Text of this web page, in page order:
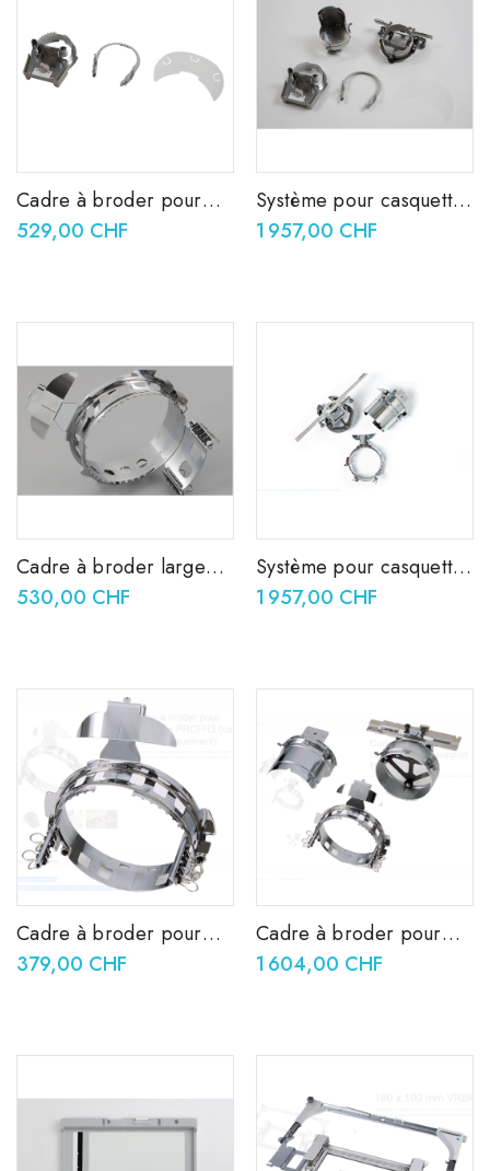
Cadre à broder pour
casquette à bord plat
PRCFH5
529,00 CHF
Système pour casquette
à bord plat PRCF5
1 957,00 CHF
Cadre à broder large
pour casquette
PRPCFH4 (cadre à
530,00 CHF
Système pour casquette
PRPCF1
1 957,00 CHF
Cadre à broder pour
casquette PRCFH3
(cadre à broder
379,00 CHF
Cadre à broder pour
casquette avec support
PRCF3
1 604,00 CHF